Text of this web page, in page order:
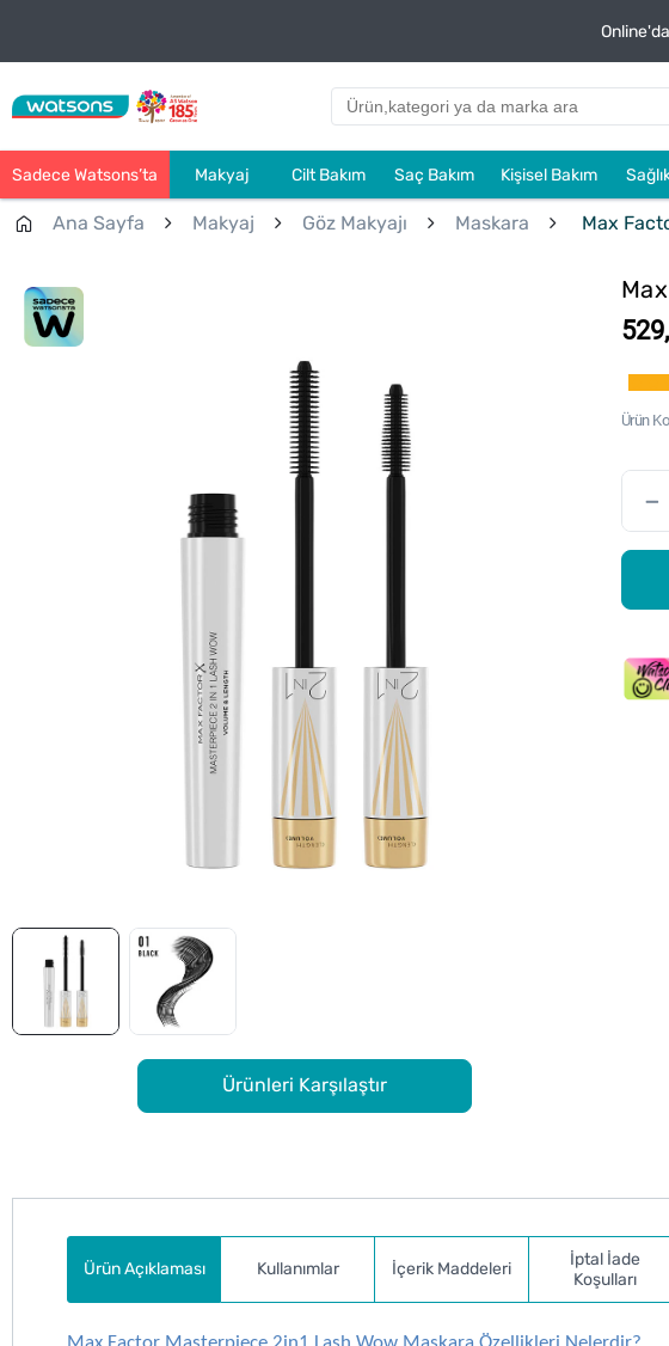
Sadece Watsons’ta Makyaj Cilt Bakım Saç Bakım Kişisel Bakım
Ana Sayfa Makyaj Göz Makyajı Maskara Max
Ürünleri Karşılaştır
Ürün
–
Ürün Açıklaması Kullanımlar İçerik Maddeleri
İptal İade
Koşulları